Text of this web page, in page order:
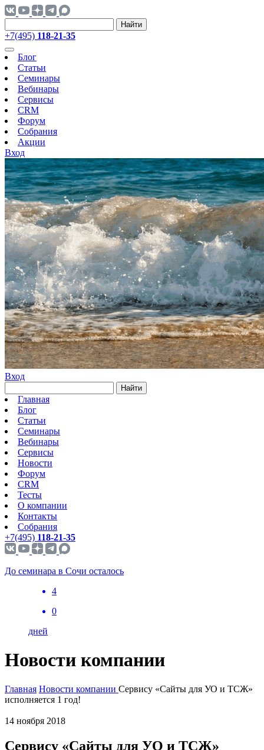
Найти
+7(495) 118-21-35
Блог
Статьи
Семинары
Вебинары
Сервисы
CRM
Форум
Собрания
Акции
Вход
Вход
Найти
Главная
Блог
Статьи
Семинары
Вебинары
Сервисы
Новости
Форум
CRM
Тесты
О компании
Контакты
Собрания
+7(495) 118-21-35
До семинара в Сочи осталось
4
0
дней
Новости компании
Главная Новости компании Сервису «Сайты для УО и ТСЖ»
исполняется 1 год!
14 ноября 2018
Сервису «Сайты для УО и ТСЖ»